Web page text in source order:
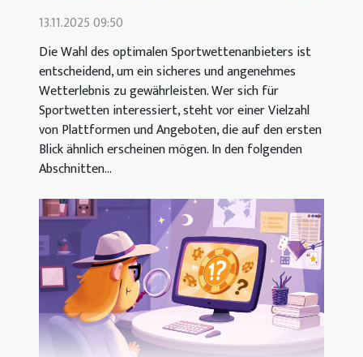
13.11.2025 09:50
Die Wahl des optimalen Sportwettenanbieters ist
entscheidend, um ein sicheres und angenehmes
Wetterlebnis zu gewährleisten. Wer sich für
Sportwetten interessiert, steht vor einer Vielzahl
von Plattformen und Angeboten, die auf den ersten
Blick ähnlich erscheinen mögen. In den folgenden
Abschnitten...